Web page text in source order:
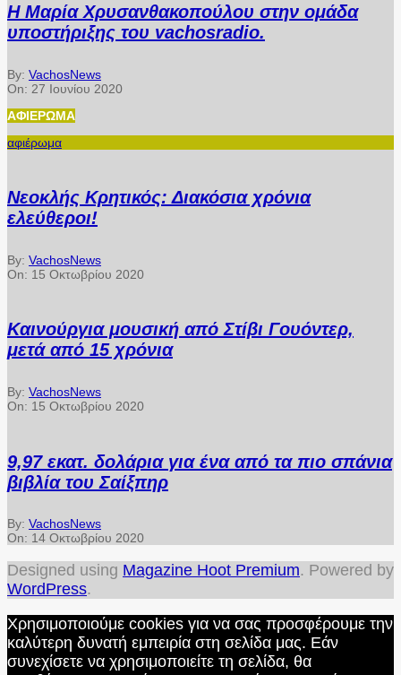
Η Μαρία Χρυσανθακοπούλου στην ομάδα
υποστήριξης του vachosradio.
By: VachosNews
On: 27 Ιουνίου 2020
ΑΦΙΈΡΩΜΑ
αφιέρωμα
Νεοκλής Κρητικός: Διακόσια χρόνια
ελεύθεροι!
By: VachosNews
On: 15 Οκτωβρίου 2020
Καινούργια μουσική από Στίβι Γουόντερ,
μετά από 15 χρόνια
By: VachosNews
On: 15 Οκτωβρίου 2020
9,97 εκατ. δολάρια για ένα από τα πιο σπάνια
βιβλία του Σαίξπηρ
By: VachosNews
On: 14 Οκτωβρίου 2020
Designed using Magazine Hoot Premium. Powered by
WordPress.
Χρησιμοποιούμε cookies για να σας προσφέρουμε την
καλύτερη δυνατή εμπειρία στη σελίδα μας. Εάν
συνεχίσετε να χρησιμοποιείτε τη σελίδα, θα